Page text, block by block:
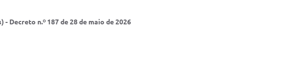
- Decreto n.º 187 de 28 de maio de 2026